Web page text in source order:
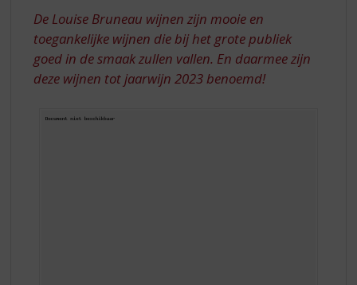
De Louise Bruneau wijnen zijn mooie en
toegankelijke wijnen die bij het grote publiek
goed in de smaak zullen vallen. En daarmee zijn
deze wijnen tot jaarwijn 2023 benoemd!